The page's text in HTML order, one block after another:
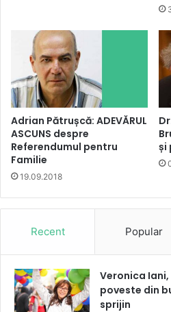
Adrian Pătrușcă: ADEVĂRUL
ASCUNS despre
Referendumul pentru
Familie
19.09.2018
și
Recent Popular
Veronica
poveste din
sprijin